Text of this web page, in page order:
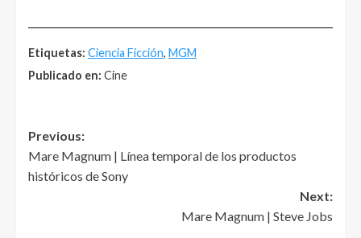
Etiquetas: Ciencia Ficción, MGM
Publicado en: Cine
Post
navigation
Previous:
Mare Magnum | Línea temporal de los productos
históricos de Sony
Next:
Mare Magnum | Steve Jobs